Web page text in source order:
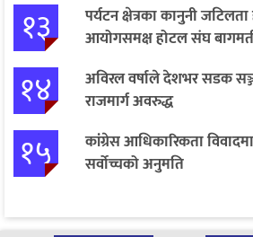
१३
पर्यटन क्षेत्रका कानुनी जटिलता
आयोगसमक्ष होटल संघ
१४
अविरल वर्षाले देशभर सडक
राजमार्ग अवरुद्ध
१५
कांग्रेस आधिकारिकता
सर्वोच्चको अनुमति